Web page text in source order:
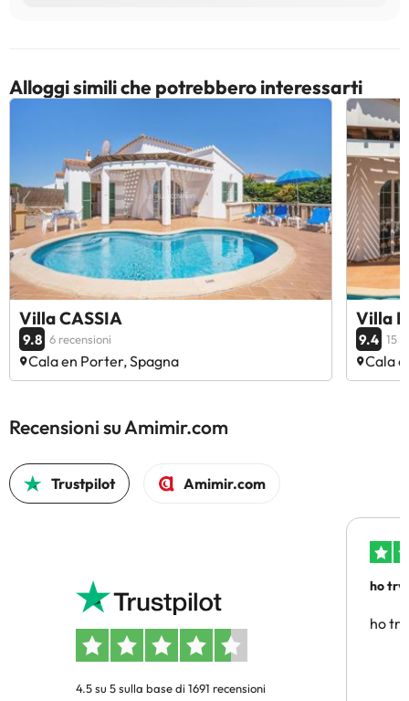
Alloggi simili che potrebbero interessarti
Villa CASSIA
9.8 6 recensioni
Cala en Porter, Spagna
Villa
9.4 15
Cala
Recensioni su Amimir.com
Trustpilot Amimir.com
4.5 su 5 sulla base di 1691 recensioni
ho
ho